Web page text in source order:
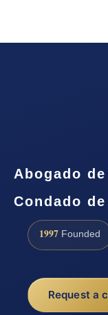
Abogado
Condado
1997 Founded
Request a